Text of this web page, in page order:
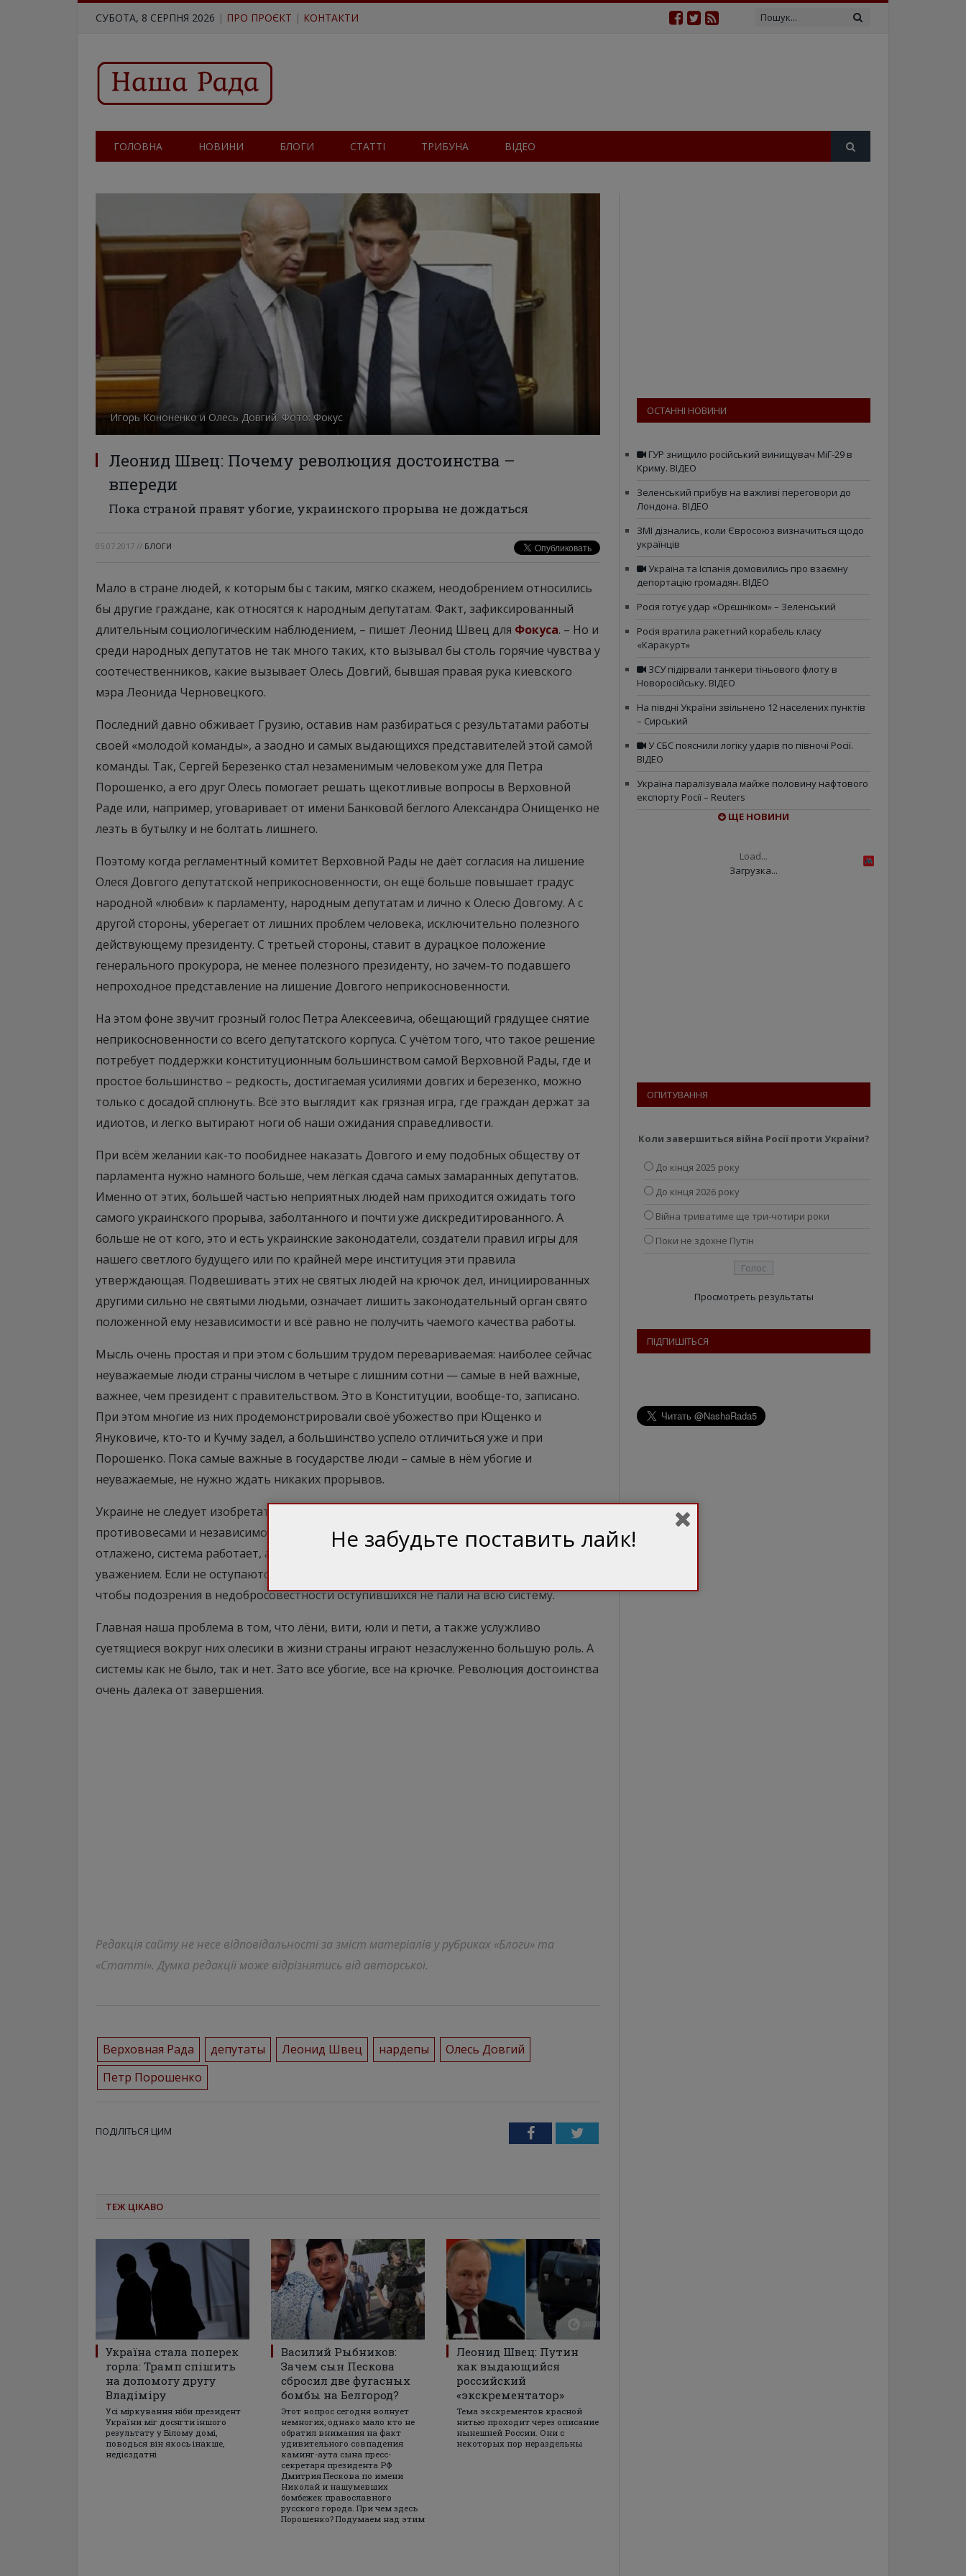
СУБОТА, 8 СЕРПНЯ 2026 | ПРО ПРОЄКТ | КОНТАКТИ
ГОЛОВНА НОВИНИ БЛОГИ СТАТТІ ТРИБУНА ВІДЕО
Игорь Кононенко и Олесь Довгий. Фото: Фокус
Леонид Швец: Почему революция достоинства –
впереди
Пока страной правят убогие, украинского прорыва не дождаться
05.07.2017 // БЛОГИ
Мало в стране людей, к которым бы с таким, мягко скажем, неодобрением относились
бы другие граждане, как относятся к народным депутатам. Факт, зафиксированный
длительным социологическим наблюдением, – пишет Леонид Швец для Фокуса. – Но и
среди народных депутатов не так много таких, кто вызывал бы столь горячие чувства у
соотечественников, какие вызывает Олесь Довгий, бывшая правая рука киевского
мэра Леонида Черновецкого.
Последний давно обживает Грузию, оставив нам разбираться с результатами работы
своей «молодой команды», а заодно и самых выдающихся представителей этой самой
команды. Так, Сергей Березенко стал незаменимым человеком уже для Петра
Порошенко, а его друг Олесь помогает решать щекотливые вопросы в Верховной
Раде или, например, уговаривает от имени Банковой беглого Александра Онищенко не
лезть в бутылку и не болтать лишнего.
Поэтому когда регламентный комитет Верховной Рады не даёт согласия на лишение
Олеся Довгого депутатской неприкосновенности, он ещё больше повышает градус
народной «любви» к парламенту, народным депутатам и лично к Олесю Довгому. А с
другой стороны, уберегает от лишних проблем человека, исключительно полезного
действующему президенту. С третьей стороны, ставит в дурацкое положение
генерального прокурора, не менее полезного президенту, но зачем-то подавшего
непроходное представление на лишение Довгого неприкосновенности.
На этом фоне звучит грозный голос Петра Алексеевича, обещающий грядущее снятие
неприкосновенности со всего депутатского корпуса. С учётом того, что такое решение
потребует поддержки конституционным большинством самой Верховной Рады, где и
простое большинство – редкость, достигаемая усилиями довгих и березенко, можно
только с досадой сплюнуть. Всё это выглядит как грязная игра, где граждан держат за
идиотов, и легко вытирают ноги об наши ожидания справедливости.
При всём желании как-то пообиднее наказать Довгого и ему подобных обществу от
парламента нужно намного больше, чем лёгкая сдача самых замаранных депутатов.
Именно от этих, большей частью неприятных людей нам приходится ожидать того
самого украинского прорыва, заболтанного и почти уже дискредитированного. А
больше не от кого, это и есть украинские законодатели, создатели правил игры для
нашего светлого будущего или по крайней мере институция эти правила
утверждающая. Подвешивать этих не святых людей на крючок дел, инициированных
другими сильно не святыми людьми, означает лишить законодательный орган свято
положенной ему независимости и всё равно не получить чаемого качества работы.
Мысль очень простая и при этом с большим трудом перевариваемая: наиболее сейчас
неуважаемые люди страны числом в четыре с лишним сотни — самые в ней важные,
важнее, чем президент с правительством. Это в Конституции, вообще-то, записано.
При этом многие из них продемонстрировали своё убожество при Ющенко и
Януковиче, кто-то и Кучму задел, а большинство успело отличиться уже и при
Порошенко. Пока самые важные в государстве люди – самые в нём убогие и
неуважаемые, не нужно ждать никаких прорывов.
Украине не следует изобретать демократию, всё давно изобретено, со сдержками,
противовесами и независимостью ветвей. И если всё как следует прилажено и
отлажено, система работает, а её усердные работники пользуются общественным
уважением. Если не оступаются, разумеется, но и на этот счёт всё продумано: главное,
чтобы подозрения в недобросовестности оступившихся не пали на всю систему.
Главная наша проблема в том, что лёни, вити, юли и пети, а также услужливо
суетящиеся вокруг них олесики в жизни страны играют незаслуженно большую роль. А
системы как не было, так и нет. Зато все убогие, все на крючке. Революция достоинства
очень далека от завершения.
Редакція сайту не несе відповідальності за зміст матеріалів у рубриках «Блоги» та
«Статті». Думка редакції може відрізнятись від авторської.
Верховная Рада депутаты Леонид Швец нардепы
Олесь Довгий
Петр Порошенко
ПОДІЛІТЬСЯ ЦИМ FacebookTwitter
ТЕЖ ЦІКАВО
Україна стала поперек
горла: Трамп спішить
на допомогу другу
Владіміру
Усі міркування ніби президент
України міг досягти іншого
результату у Білому домі,
поводься він якось інакше,
недієздатні
Василий Рыбников:
Зачем сын Пескова
сбросил две фугасных
бомбы на Белгород?
Этот вопрос сегодня волнует
немногих, однако мало кто не
обратил внимания на факт
удивительного совпадения
каминг-аута сына пресс-
секретаря президента РФ
Дмитрия Пескова по имени
Николай и нашумевших
бомбежек православного
русского города. При чем здесь
Порошенко? Подумаем над этим
Леонид Швец: Путин
как выдающийся
российский
«экскрементатор»
Тема экскрементов красной
нитью проходит через описание
нынешней России. Они с
некоторых пор нераздельны
ОСТАННІ НОВИНИ
ГУР знищило російський винищувач МіГ-29 в
Криму. ВІДЕО
Зеленський прибув на важливі переговори до
Лондона. ВІДЕО
ЗМІ дізнались, коли Євросоюз визначиться щодо
українців
Україна та Іспанія домовились про взаємну
депортацію громадян. ВІДЕО
Росія готує удар «Орєшніком» – Зеленський
Росія вратила ракетний корабель класу
«Каракурт»
ЗСУ підірвали танкери тіньового флоту в
Новоросійську. ВІДЕО
На півдні України звільнено 12 населених пунктів
– Сирський
У СБС пояснили логіку ударів по півночі Росії.
ВІДЕО
Україна паралізувала майже половину нафтового
експорту Росії – Reuters
ЩЕ НОВИНИ
Load...
Загрузка...
ОПИТУВАННЯ
Коли завершиться війна Росії проти України?
До кінця 2025 року
До кінця 2026 року
Війна триватиме ще три-чотири роки
Поки не здохне Путін
Просмотреть результаты
ПІДПИШІТЬСЯ
Не забудьте поставить лайк!